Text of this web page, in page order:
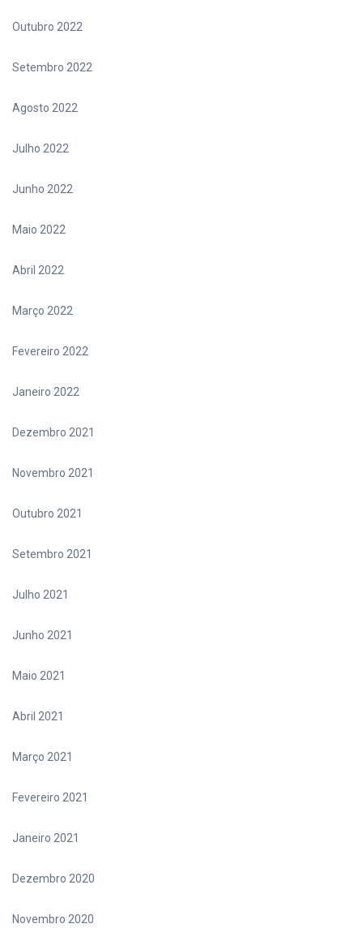
Outubro 2022
Setembro 2022
Agosto 2022
Julho 2022
Junho 2022
Maio 2022
Abril 2022
Março 2022
Fevereiro 2022
Janeiro 2022
Dezembro 2021
Novembro 2021
Outubro 2021
Setembro 2021
Julho 2021
Junho 2021
Maio 2021
Abril 2021
Março 2021
Fevereiro 2021
Janeiro 2021
Dezembro 2020
Novembro 2020